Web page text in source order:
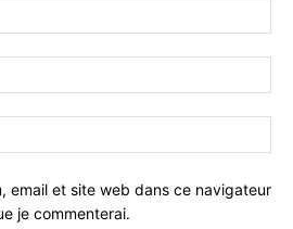
:*
:*
:
email et site web dans ce navigateur
je commenterai.